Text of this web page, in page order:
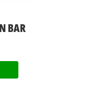
BAR